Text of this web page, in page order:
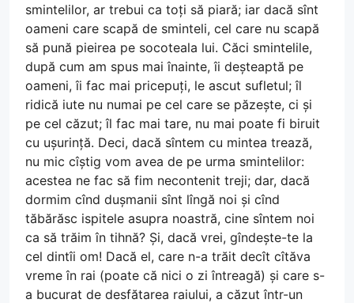
smintelilor, ar trebui ca toți să piară; iar dacă sînt
oameni care scapă de sminteli, cel care nu scapă
să pună pieirea pe socoteala lui. Căci smintelile,
după cum am spus mai înainte, îi deșteaptă pe
oameni, îi fac mai pricepuți, le ascut sufletul; îl
ridică iute nu numai pe cel care se păzește, ci și
pe cel căzut; îl fac mai tare, nu mai poate fi biruit
cu ușurință. Deci, dacă sîntem cu mintea trează,
nu mic cîștig vom avea de pe urma smintelilor:
acestea ne fac să fim necontenit treji; dar, dacă
dormim cînd dușmanii sînt lîngă noi și cînd
tăbărăsc ispitele asupra noastră, cine sîntem noi
ca să trăim în tihnă? Și, dacă vrei, gîndește-te la
cel dintîi om! Dacă el, care n-a trăit decît cîtăva
vreme în rai (poate că nici o zi întreagă) și care s-
a bucurat de desfătarea raiului, a căzut într-un